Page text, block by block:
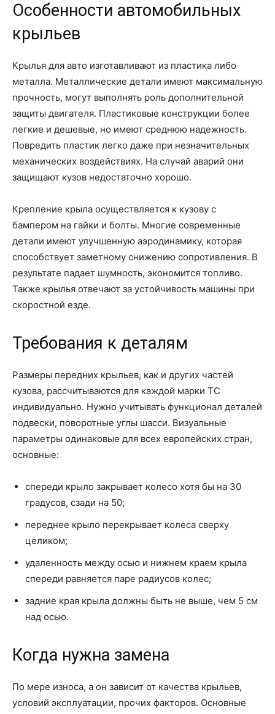
Особенности автомобильных
крыльев
Крылья для авто изготавливают из пластика либо
металла. Металлические детали имеют максимальную
прочность, могут выполнять роль дополнительной
защиты двигателя. Пластиковые конструкции более
легкие и дешевые, но имеют среднюю надежность.
Повредить пластик легко даже при незначительных
механических воздействиях. На случай аварий они
защищают кузов недостаточно хорошо.
Крепление крыла осуществляется к кузову с
бампером на гайки и болты. Многие современные
детали имеют улучшенную аэродинамику, которая
способствует заметному снижению сопротивления. В
результате падает шумность, экономится топливо.
Также крылья отвечают за устойчивость машины при
скоростной езде.
Требования к деталям
Размеры передних крыльев, как и других частей
кузова, рассчитываются для каждой марки ТС
индивидуально. Нужно учитывать функционал деталей
подвески, поворотные углы шасси. Визуальные
параметры одинаковые для всех европейских стран,
основные:
спереди крыло закрывает колесо хотя бы на 30
градусов, сзади на 50;
переднее крыло перекрывает колеса сверху
целиком;
удаленность между осью и нижнем краем крыла
спереди равняется паре радиусов колес;
задние края крыла должны быть не выше, чем 5 см
над осью.
Когда нужна замена
По мере износа, а он зависит от качества крыльев,
условий эксплуатации, прочих факторов. Основные